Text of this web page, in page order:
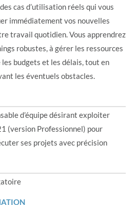
cas d’utilisation réels qui vous
immédiatement vos nouvelles
travail quotidien. Vous apprendrez
robustes, à gérer les ressources
budgets et les délais, tout en
les éventuels obstacles.
d’équipe désirant exploiter
(version Professionnel) pour
ses projets avec précision